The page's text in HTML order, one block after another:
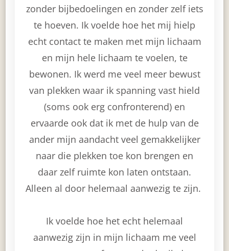
zonder bijbedoelingen en zonder zelf iets
te hoeven. Ik voelde hoe het mij hielp
echt contact te maken met mijn lichaam
en mijn hele lichaam te voelen, te
bewonen. Ik werd me veel meer bewust
van plekken waar ik spanning vast hield
(soms ook erg confronterend) en
ervaarde ook dat ik met de hulp van de
ander mijn aandacht veel gemakkelijker
naar die plekken toe kon brengen en
daar zelf ruimte kon laten ontstaan.
Alleen al door helemaal aanwezig te zijn.
Ik voelde hoe het echt helemaal
aanwezig zijn in mijn lichaam me veel